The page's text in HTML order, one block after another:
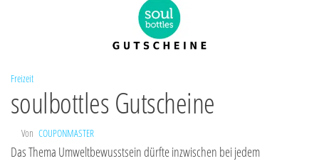
Freizeit
soulbottles Gutscheine
Von COUPONMASTER
Das Thema Umweltbewusstsein dürfte inzwischen bei jedem